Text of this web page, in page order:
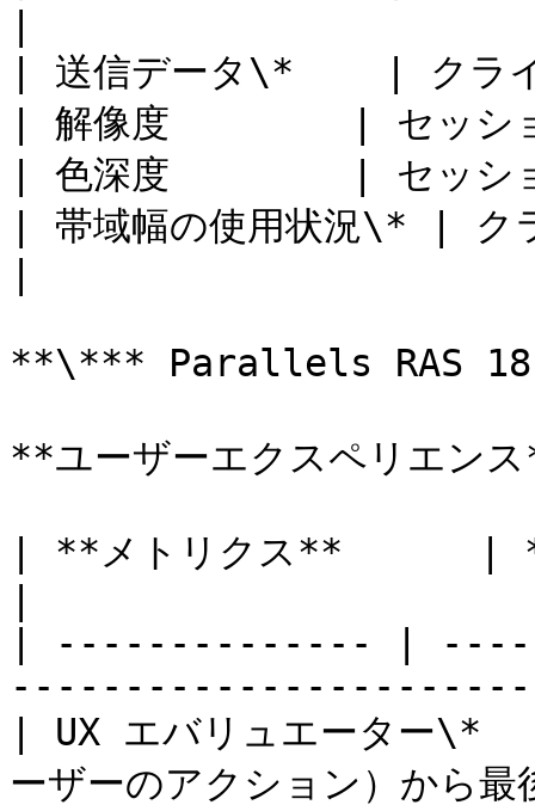
| 送信データ\*    | クラ
| 解像度        | セッ
| 色深度        | セッ
| 帯域幅の使用状況\* | ク
**\*** Parallels RAS
**ユーザーエクスペリエン
| **メトリクス**      |
| -------------- |
| UX エバリュエーター\*
ーザーのアクション）から